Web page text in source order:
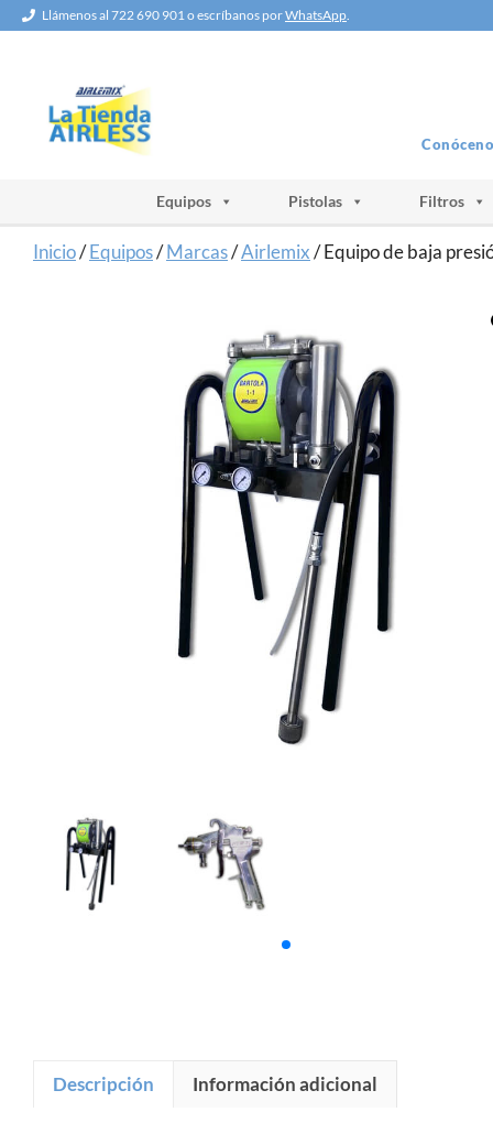
SaltarLlámenos al 722 690 901 o escríbanos porWhatsApp.
Equipos Pistolas Filtros
Inicio/Equipos/Marcas/Airlemix/ Equipo de baja
Descripción Información adicional